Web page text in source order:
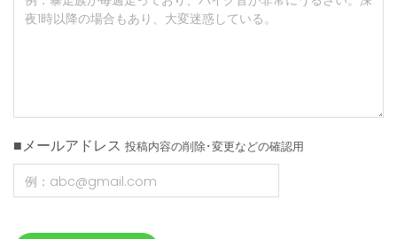
■メールアドレス 投稿内容の削除･変更などの確認用